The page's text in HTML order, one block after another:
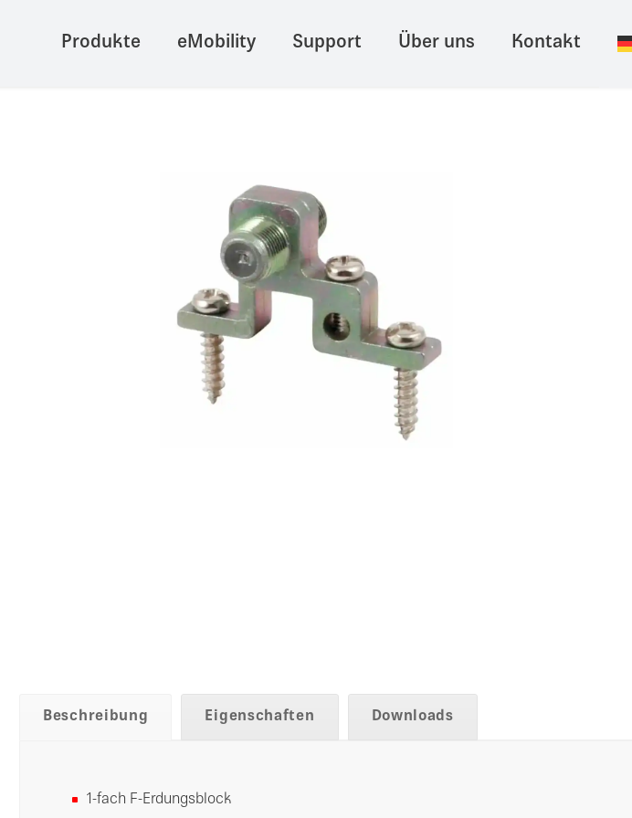
Produkte eMobility Support Über uns Kontakt
Beschreibung Eigenschaften Downloads
1-fach F-Erdungsblock